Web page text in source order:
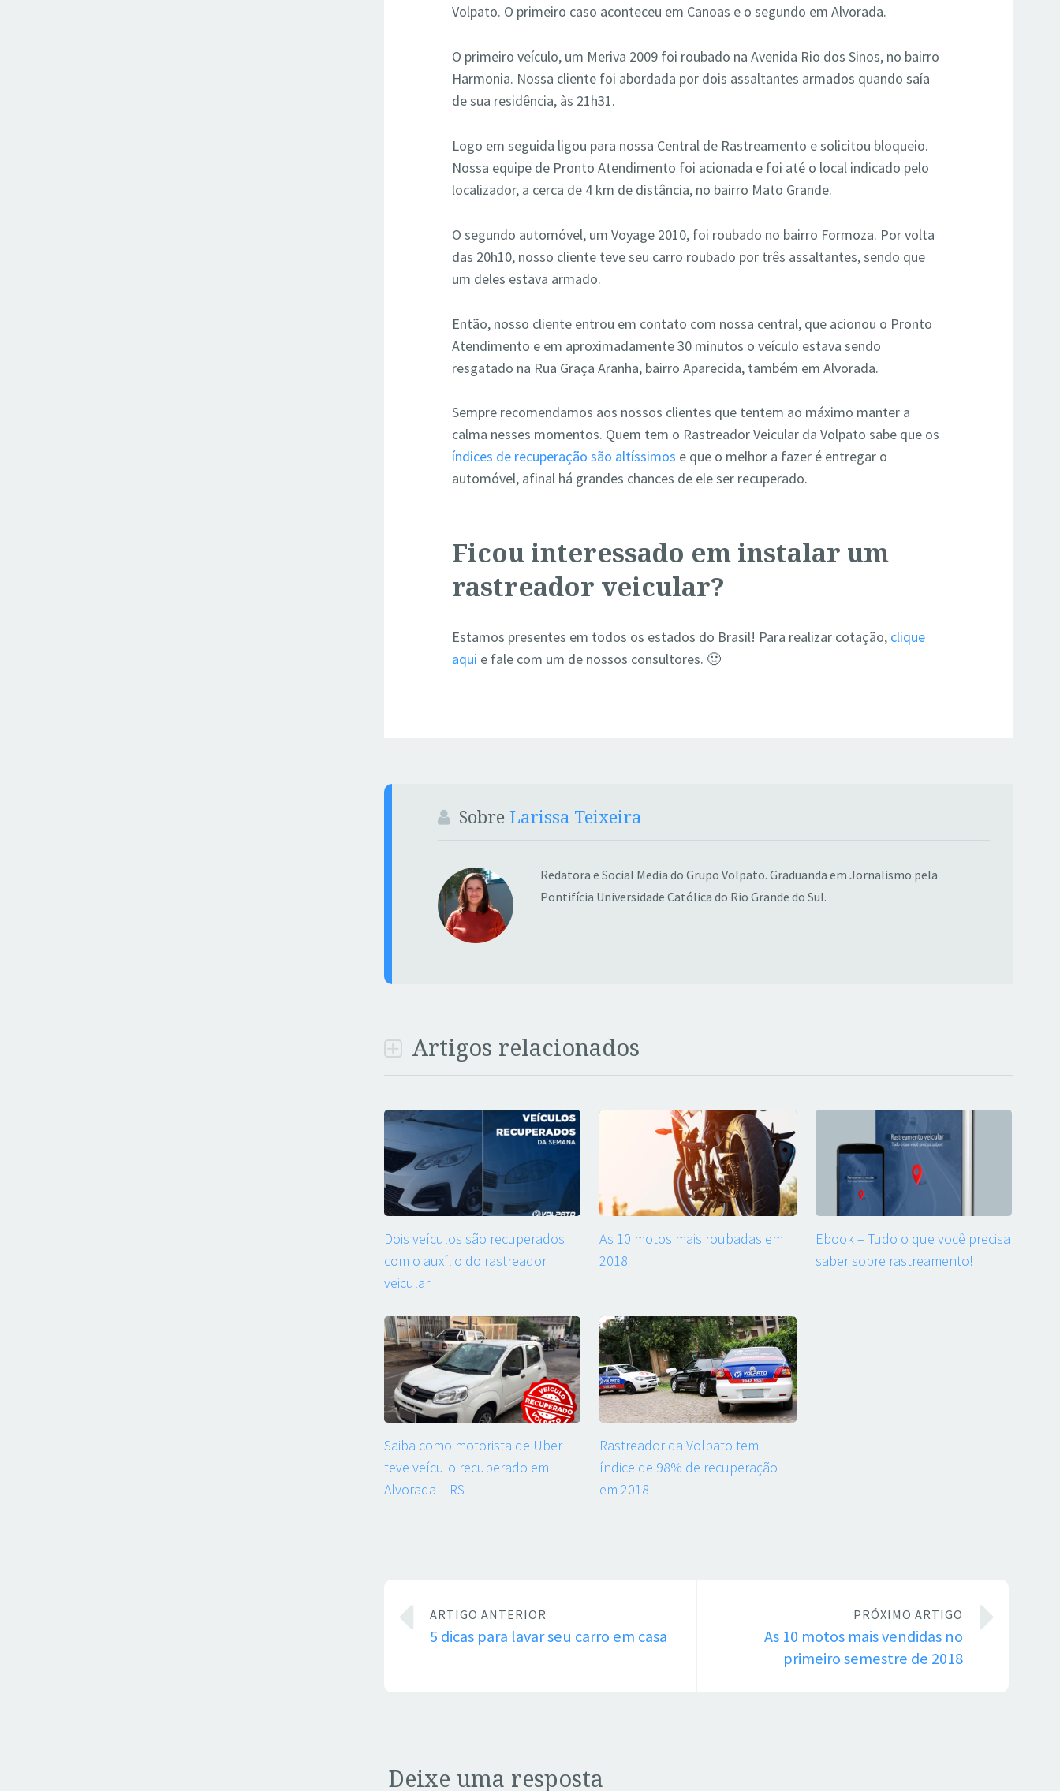
Volpato. O primeiro caso aconteceu em Canoas e o segundo em Alvorada.
O primeiro veículo, um Meriva 2009 foi roubado na Avenida Rio dos Sinos, no bairro
Harmonia. Nossa cliente foi abordada por dois assaltantes armados quando saía
de sua residência, às 21h31.
Logo em seguida ligou para nossa Central de Rastreamento e solicitou bloqueio.
Nossa equipe de Pronto Atendimento foi acionada e foi até o local indicado pelo
localizador, a cerca de 4 km de distância, no bairro Mato Grande.
O segundo automóvel, um Voyage 2010, foi roubado no bairro Formoza. Por volta
das 20h10, nosso cliente teve seu carro roubado por três assaltantes, sendo que
um deles estava armado.
Então, nosso cliente entrou em contato com nossa central, que acionou o Pronto
Atendimento e em aproximadamente 30 minutos o veículo estava sendo
resgatado na Rua Graça Aranha, bairro Aparecida, também em Alvorada.
Sempre recomendamos aos nossos clientes que tentem ao máximo manter a
calma nesses momentos. Quem tem o Rastreador Veicular da Volpato sabe que os
índices de recuperação são altíssimos e que o melhor a fazer é entregar o
automóvel, afinal há grandes chances de ele ser recuperado.
Ficou interessado em instalar um
rastreador veicular?
Estamos presentes em todos os estados do Brasil! Para realizar cotação, clique
aqui e fale com um de nossos consultores. 🙂
Sobre Larissa Teixeira
Redatora e Social Media do Grupo Volpato. Graduanda em Jornalismo pela
Pontifícia Universidade Católica do Rio Grande do Sul.
Artigos relacionados
Dois veículos são recuperados
com o auxílio do rastreador
veicular
As 10 motos mais roubadas em
2018
Ebook – Tudo o que você precisa
saber sobre rastreamento!
Saiba como motorista de Uber
teve veículo recuperado em
Alvorada – RS
Rastreador da Volpato tem
índice de 98% de recuperação
em 2018
ARTIGO ANTERIOR
5 dicas para lavar seu carro em casa
PRÓXIMO ARTIGO
As 10 motos mais vendidas no
primeiro semestre de 2018
Deixe uma resposta